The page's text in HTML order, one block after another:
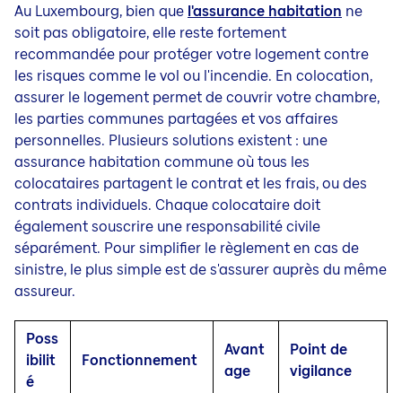
Au Luxembourg, bien que l'assurance habitation ne
soit pas obligatoire, elle reste fortement
recommandée pour protéger votre logement contre
les risques comme le vol ou l'incendie. En colocation,
assurer le logement permet de couvrir votre chambre,
les parties communes partagées et vos affaires
personnelles. Plusieurs solutions existent : une
assurance habitation commune où tous les
colocataires partagent le contrat et les frais, ou des
contrats individuels. Chaque colocataire doit
également souscrire une responsabilité civile
séparément. Pour simplifier le règlement en cas de
sinistre, le plus simple est de s'assurer auprès du même
assureur.
Poss
ibilit
é
Fonctionnement
Avant
age
Point de
vigilance